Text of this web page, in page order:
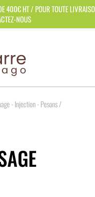
- Injection - Pesons/
400€ HT / POUR TOUTE
NOUS